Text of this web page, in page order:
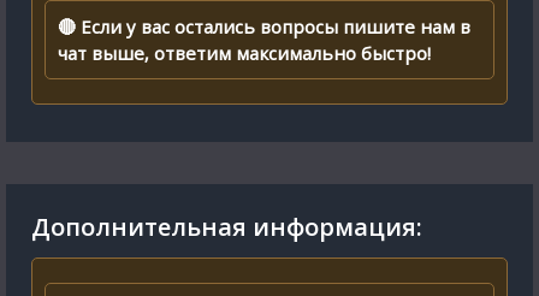
🔴 Если у вас остались вопросы пишите нам в
чат выше, ответим максимально быстро!
Дополнительная информация: